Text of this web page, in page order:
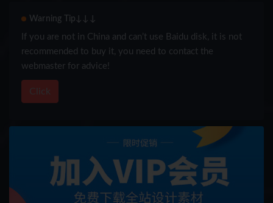
Warning Tip↓↓↓
If you are not in China and can’t use Baidu disk, it is not
recommended to buy it, you need to contact the
webmaster for advice!
Click